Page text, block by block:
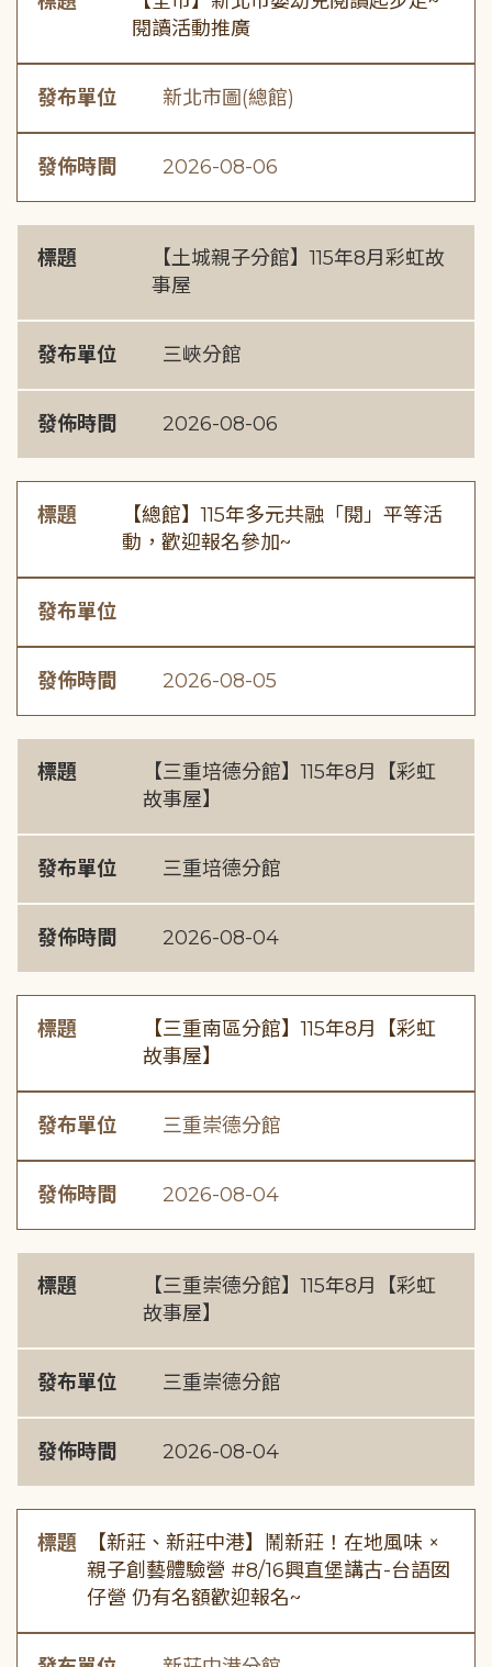
閱讀活動推廣
發布單位 新北市圖(總館)
發佈時間 2026-08-06
標題
【土城親子分館】115年8月彩虹故
事屋
發布單位 三峽分館
發佈時間 2026-08-06
標題
【總館】115年多元共融「閱」平等活
動，歡迎報名參加~
發布單位
發佈時間 2026-08-05
標題
【三重培德分館】115年8月【彩虹
故事屋】
發布單位 三重培德分館
發佈時間 2026-08-04
標題
【三重南區分館】115年8月【彩虹
故事屋】
發布單位 三重崇德分館
發佈時間 2026-08-04
標題
【三重崇德分館】115年8月【彩虹
故事屋】
發布單位 三重崇德分館
發佈時間 2026-08-04
標題
【新莊、新莊中港】鬧新莊！在地風味 ×
親子創藝體驗營 #8/16興直堡講古-台語囡
仔營 仍有名額歡迎報名~